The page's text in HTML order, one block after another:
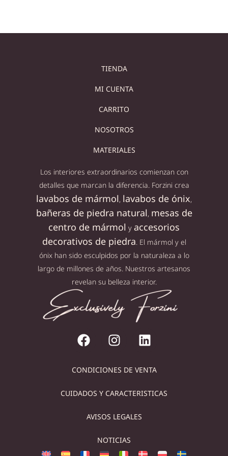
TIENDA
MI CUENTA
CARRITO
NOSOTROS
MATERIALES
Los interiores extraordinarios comienzan con
detalles que marcan la diferencia. Forzini crea
lavabos de mármol, lavabos de ónix,
bañeras de piedra natural, mesas de
centro de mármol y accesorios
decorativos de piedra. El mármol y el
ónix han sido esculpidos por la naturaleza a lo
largo de millones de años. Nuestros artesanos
revelan su belleza interior.
CONDICIONES DE VENTA
CUIDADOS Y CARACTERISTICAS
AVISOS LEGALES
NOTICIAS